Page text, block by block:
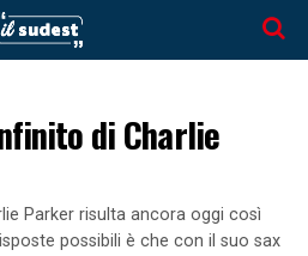
di Charlie
Parker risulta ancora oggi così
possibili è che con il suo sax